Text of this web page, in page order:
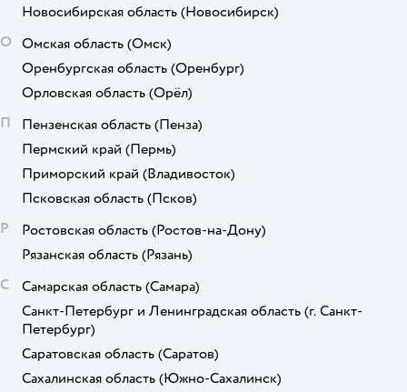
Новосибирская область (Новосибирск)
О Омская область (Омск)
Оренбургская область (Оренбург)
Орловская область (Орёл)
П
Пензенская область (Пенза)
Пермский край (Пермь)
Приморский край (Владивосток)
Псковская область (Псков)
Р
Ростовская область (Ростов-на-Дону)
Рязанская область (Рязань)
С
Самарская область (Самара)
Санкт-Петербург и Ленинградская область (г. Санкт-
Петербург)
Саратовская область (Саратов)
Сахалинская область (Южно-Сахалинск)